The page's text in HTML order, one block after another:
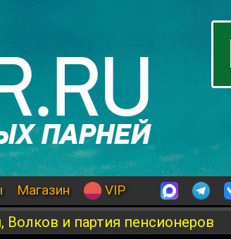
Магазин VIP
и партия пенсионеров